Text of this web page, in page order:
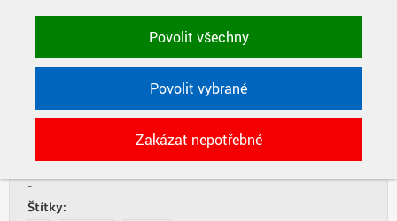
zakázat, případně vybrat a povolit cookies podle
kategorie. Svoje rozhodnutí můžete samozřejmě
kdykoli změnit.
POTŘEBNÉ
Technické cookies využívané aplikacemi
ČVUT pro uchování jejich nastavení,
vlastností a identifikátorů relace. Jsou
nezbytné pro správné fungování a jsou
Povolit všechny
Povolit vybrané
Zakázat nepotřebné
7. 6. 2017
ČVUT v Praze, Nakladatelství Česká technika
Typ:
Součást:
-
Štítky: